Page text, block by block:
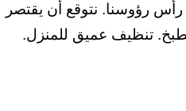
رؤوسنا. نتوقع أن يقتصر
تنظيف عميق للمنزل.